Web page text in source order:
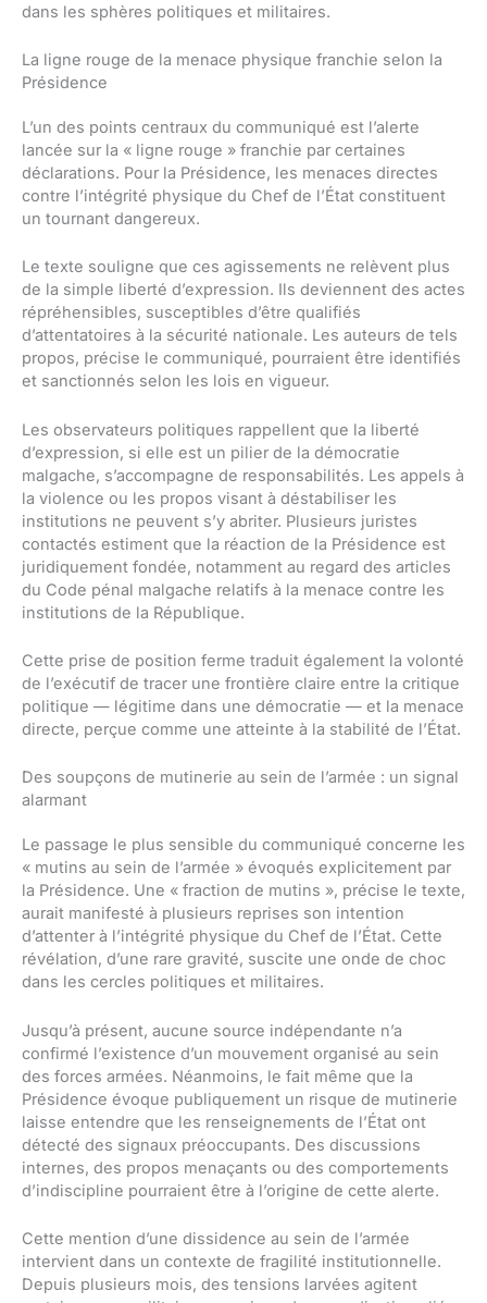
dans les sphères politiques et militaires.
La ligne rouge de la menace physique franchie selon la
Présidence
L’un des points centraux du communiqué est l’alerte
lancée sur la « ligne rouge » franchie par certaines
déclarations. Pour la Présidence, les menaces directes
contre l’intégrité physique du Chef de l’État constituent
un tournant dangereux.
Le texte souligne que ces agissements ne relèvent plus
de la simple liberté d’expression. Ils deviennent des actes
répréhensibles, susceptibles d’être qualifiés
d’attentatoires à la sécurité nationale. Les auteurs de tels
propos, précise le communiqué, pourraient être identifiés
et sanctionnés selon les lois en vigueur.
Les observateurs politiques rappellent que la liberté
d’expression, si elle est un pilier de la démocratie
malgache, s’accompagne de responsabilités. Les appels à
la violence ou les propos visant à déstabiliser les
institutions ne peuvent s’y abriter. Plusieurs juristes
contactés estiment que la réaction de la Présidence est
juridiquement fondée, notamment au regard des articles
du Code pénal malgache relatifs à la menace contre les
institutions de la République.
Cette prise de position ferme traduit également la volonté
de l’exécutif de tracer une frontière claire entre la critique
politique — légitime dans une démocratie — et la menace
directe, perçue comme une atteinte à la stabilité de l’État.
Des soupçons de mutinerie au sein de l’armée : un signal
alarmant
Le passage le plus sensible du communiqué concerne les
« mutins au sein de l’armée » évoqués explicitement par
la Présidence. Une « fraction de mutins », précise le texte,
aurait manifesté à plusieurs reprises son intention
d’attenter à l’intégrité physique du Chef de l’État. Cette
révélation, d’une rare gravité, suscite une onde de choc
dans les cercles politiques et militaires.
Jusqu’à présent, aucune source indépendante n’a
confirmé l’existence d’un mouvement organisé au sein
des forces armées. Néanmoins, le fait même que la
Présidence évoque publiquement un risque de mutinerie
laisse entendre que les renseignements de l’État ont
détecté des signaux préoccupants. Des discussions
internes, des propos menaçants ou des comportements
d’indiscipline pourraient être à l’origine de cette alerte.
Cette mention d’une dissidence au sein de l’armée
intervient dans un contexte de fragilité institutionnelle.
Depuis plusieurs mois, des tensions larvées agitent